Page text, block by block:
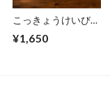
こっきょうけいびに
¥1,650